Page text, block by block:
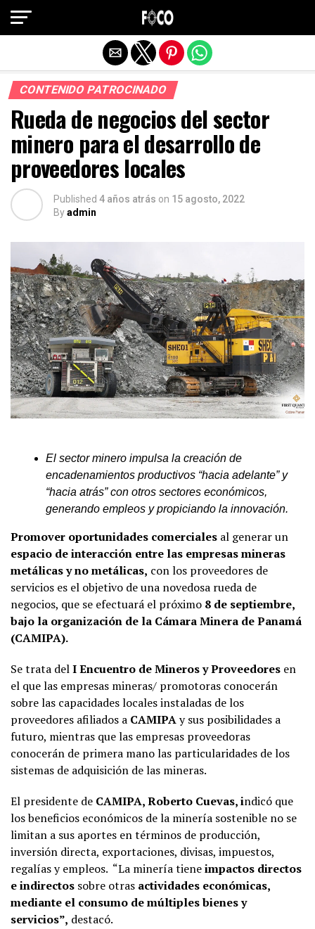
CONTENIDO PATROCINADO
Rueda de negocios del sector
minero para eldesarrollo de
proveedores locales
Published 4 años atrás on 15 agosto, 2022
Byadmin
El sector minero impulsa la creación de
encadenamientos productivos “hacia adelante” y
“hacia atrás” con otros sectores económicos,
generando empleos y propiciando la innovación.
Promover oportunidades comerciales al generar un
espacio de interacción entre las empresas mineras
metálicas y no metálicas, con los proveedores de
servicios es el objetivo de una novedosa rueda de
negocios, que se efectuará el próximo 8 de septiembre,
bajo la organización de la Cámara Minera de Panamá
(CAMIPA).
Se trata delI Encuentro de Mineros y Proveedores en
el que las empresas mineras/ promotoras conocerán
sobre las capacidades locales instaladas de los
proveedores afiliados a CAMIPAy sus posibilidades a
futuro, mientras que las empresas proveedoras
conocerán de primera mano las particularidades de los
sistemas de adquisición de las mineras.
El presidente de CAMIPA, Roberto Cuevas, indicó que
los beneficios económicos de la minería sostenible no se
limitan a sus aportes en términos de producción,
inversión directa, exportaciones, divisas, impuestos,
regalías y empleos. “La minería tieneimpactos directos
e indirectos sobre otras actividades económicas,
mediante el consumo de múltiples bienes y
servicios”, destacó.
Salir de la versión móvil